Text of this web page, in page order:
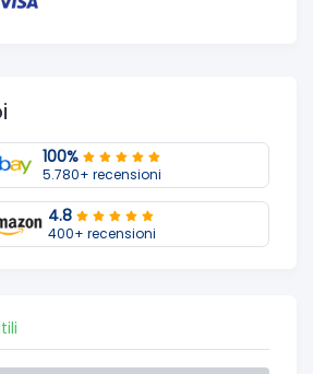
100%
5.780+ recensioni
4.8
400+ recensioni